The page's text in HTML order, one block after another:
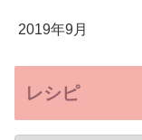
2019年9月
レシピ